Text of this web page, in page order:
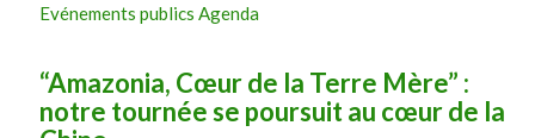
Evénements publics Agenda
“Amazonia, Cœur de la Terre Mère” :
notre tournée se poursuit au cœur de la